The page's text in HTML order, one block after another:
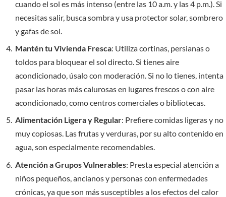
cuando el sol es más intenso (entre las 10 a.m. y las 4 p.m.). Si
necesitas salir, busca sombra y usa protector solar, sombrero
y gafas de sol.
Mantén tu Vivienda Fresca: Utiliza cortinas, persianas o
toldos para bloquear el sol directo. Si tienes aire
acondicionado, úsalo con moderación. Si no lo tienes, intenta
pasar las horas más calurosas en lugares frescos o con aire
acondicionado, como centros comerciales o bibliotecas.
Alimentación Ligera y Regular: Prefiere comidas ligeras y no
muy copiosas. Las frutas y verduras, por su alto contenido en
agua, son especialmente recomendables.
Atención a Grupos Vulnerables: Presta especial atención a
niños pequeños, ancianos y personas con enfermedades
crónicas, ya que son más susceptibles a los efectos del calor